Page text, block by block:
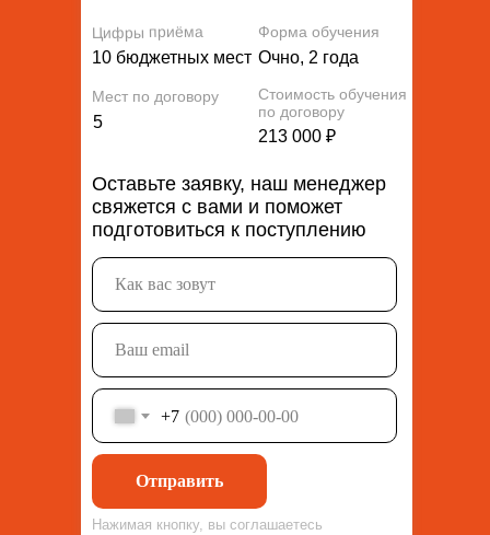
Оставьте заявку, наш менеджер
свяжется с вами и поможет
подготовиться к поступлению
+7
Отправить
Нажимая кнопку, вы соглашаетесь
10 бюджетных мест
Цифры приёма
Очно, 2 года
Форма обучения
5
Мест по договору
Стоимость обучения
по договору
213 000 ₽